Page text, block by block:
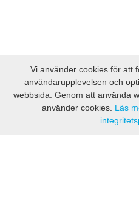
Vi använder cookies för att
användarupplevelsen och
webbsida. Genom att använda
använder cookies. Läs